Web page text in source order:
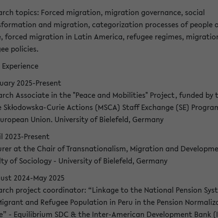
topics: Forced migration, migration governance, social
and migration, categorization processes of people
forced migration in Latin America, refugee regimes,
policies.
2025-Present
Associate in the "Peace and Mobilities" Project, funded by
Skłodowska-Curie Actions (MSCA) Staff Exchange (SE)
Union. University of Bielefeld, Germany
2023-Present
at the Chair of Transnationalism, Migration and
of Sociology - University of Bielefeld, Germany
2024-May 2025
project coordinator: “Linkage to the National Pension
and Refugee Population in Peru in the Pension
- Equilibrium SDC & the Inter-American Development Bank